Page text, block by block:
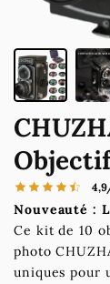
Nouveauté :
Ce kit de 10
photo
uniques pour